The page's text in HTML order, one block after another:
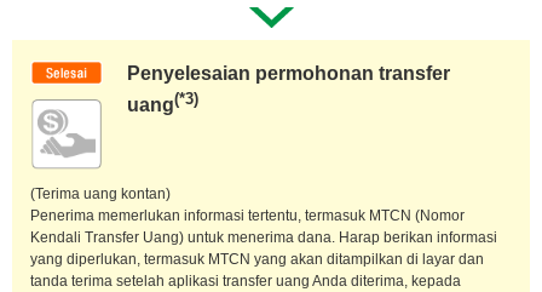
Penyelesaian permohonan transfer
uang(*3)
(Terima uang kontan)
Penerima memerlukan informasi tertentu, termasuk MTCN (Nomor
Kendali Transfer Uang) untuk menerima dana. Harap berikan informasi
yang diperlukan, termasuk MTCN yang akan ditampilkan di layar dan
tanda terima setelah aplikasi transfer uang Anda diterima, kepada